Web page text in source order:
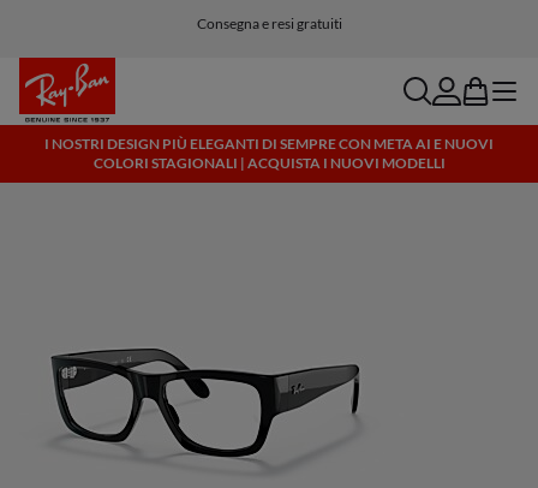
Consegna e resi gratuiti
searchaccount
bag menu
I NOSTRI DESIGN PIÙ ELEGANTI DI SEMPRE CON META AI E NUOVI
COLORI STAGIONALI | ACQUISTA I NUOVI MODELLI